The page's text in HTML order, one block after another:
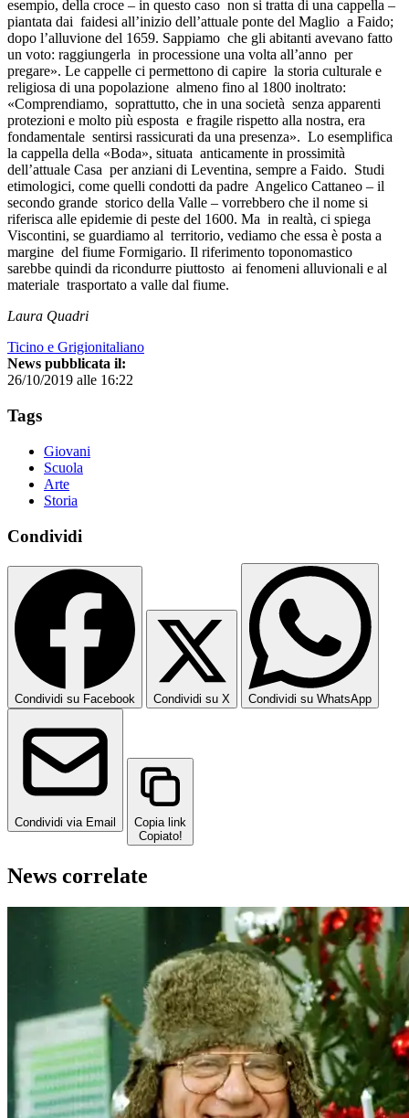
esempio, della croce – in questo caso non si tratta di una cappella –
piantata dai faidesi all’inizio dell’attuale ponte del Maglio a Faido;
dopo l’alluvione del 1659. Sappiamo che gli abitanti avevano fatto
un voto: raggiungerla in processione una volta all’anno per
pregare». Le cappelle ci permettono di capire la storia culturale e
religiosa di una popolazione almeno fino al 1800 inoltrato:
«Comprendiamo, soprattutto, che in una società senza apparenti
protezioni e molto più esposta e fragile rispetto alla nostra, era
fondamentale sentirsi rassicurati da una presenza». Lo esemplifica
la cappella della «Boda», situata anticamente in prossimità
dell’attuale Casa per anziani di Leventina, sempre a Faido. Studi
etimologici, come quelli condotti da padre Angelico Cattaneo – il
secondo grande storico della Valle – vorrebbero che il nome si
riferisca alle epidemie di peste del 1600. Ma in realtà, ci spiega
Viscontini, se guardiamo al territorio, vediamo che essa è posta a
margine del fiume Formigario. Il riferimento toponomastico
sarebbe quindi da ricondurre piuttosto ai fenomeni alluvionali e al
materiale trasportato a valle dal fiume.
Laura Quadri
Ticino e Grigionitaliano
News pubblicata il:
26/10/2019 alle 16:22
Tags
Giovani
Scuola
Arte
Storia
Condividi
Condividi su Facebook Condividi su X Condividi su WhatsApp
Condividi via Email
Copia link
Copiato!
News correlate